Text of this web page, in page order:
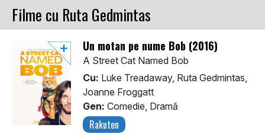
Filme cu Ruta Gedmintas
Un motan pe nume Bob (2016)
A Street Cat Named Bob
Cu: Luke Treadaway, Ruta Gedmintas,
Joanne Froggatt
Gen: Comedie, Dramă
Rakuten